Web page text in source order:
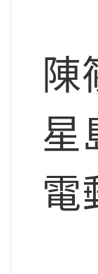
陳
星
電